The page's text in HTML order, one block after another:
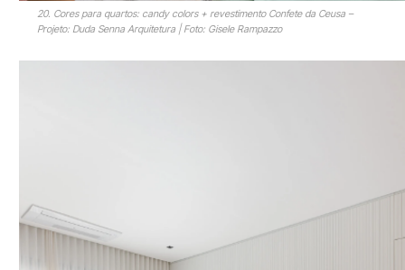
20. Cores para quartos: candy colors + revestimento Confete da Ceusa –
Projeto: Duda Senna Arquitetura | Foto: Gisele Rampazzo